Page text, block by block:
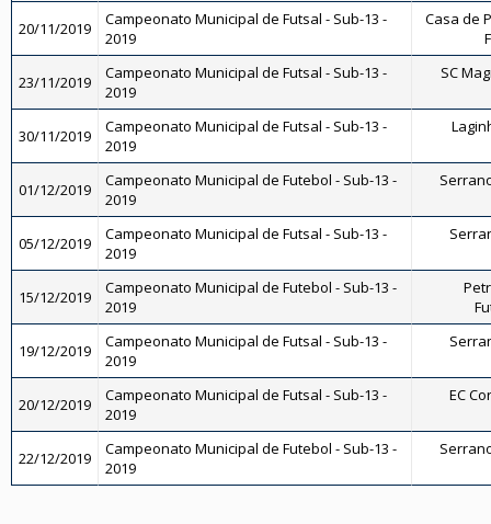
20/11/2019
Campeonato Municipal de Futsal - Sub-13 -
2019
Casa de
23/11/2019
Campeonato Municipal de Futsal - Sub-13 -
2019
SC
30/11/2019
Campeonato Municipal de Futsal - Sub-13 -
2019
01/12/2019
Campeonato Municipal de Futebol - Sub-13 -
2019
05/12/2019
Campeonato Municipal de Futsal - Sub-13 -
2019
15/12/2019
Campeonato Municipal de Futebol - Sub-13 -
2019
19/12/2019
Campeonato Municipal de Futsal - Sub-13 -
2019
20/12/2019
Campeonato Municipal de Futsal - Sub-13 -
2019
EC
22/12/2019
Campeonato Municipal de Futebol - Sub-13 -
2019